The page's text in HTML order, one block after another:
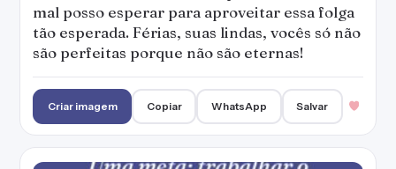
mal posso esperar para aproveitar essa folga
tão esperada. Férias, suas lindas, vocês só não
são perfeitas porque não são eternas!
Criar imagem Copiar WhatsApp Salvar